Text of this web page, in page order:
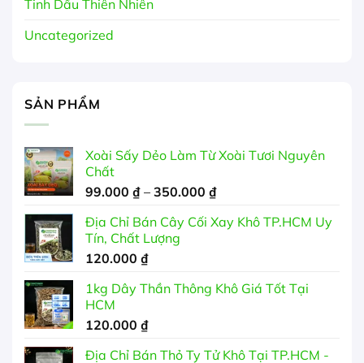
Tinh Dầu Thiên Nhiên
Uncategorized
SẢN PHẨM
Xoài Sấy Dẻo Làm Từ Xoài Tươi Nguyên
Chất
99.000 ₫ – 350.000 ₫Khoảng
từ
Địa Chỉ Bán Cây Cối Xay Khô TP.HCM Uy
Tín, Chất Lượng
120.000 ₫
1kg Dây Thần Thông Khô Giá Tốt Tại
HCM
120.000 ₫
Địa Chỉ Bán Thỏ Ty Tử Khô Tại TP.HCM -